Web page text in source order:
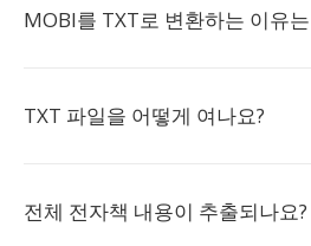
MOBI를 TXT로 변환하는 이유
TXT 파일을 어떻게 여나요?
전체 전자책 내용이 추출되나요?